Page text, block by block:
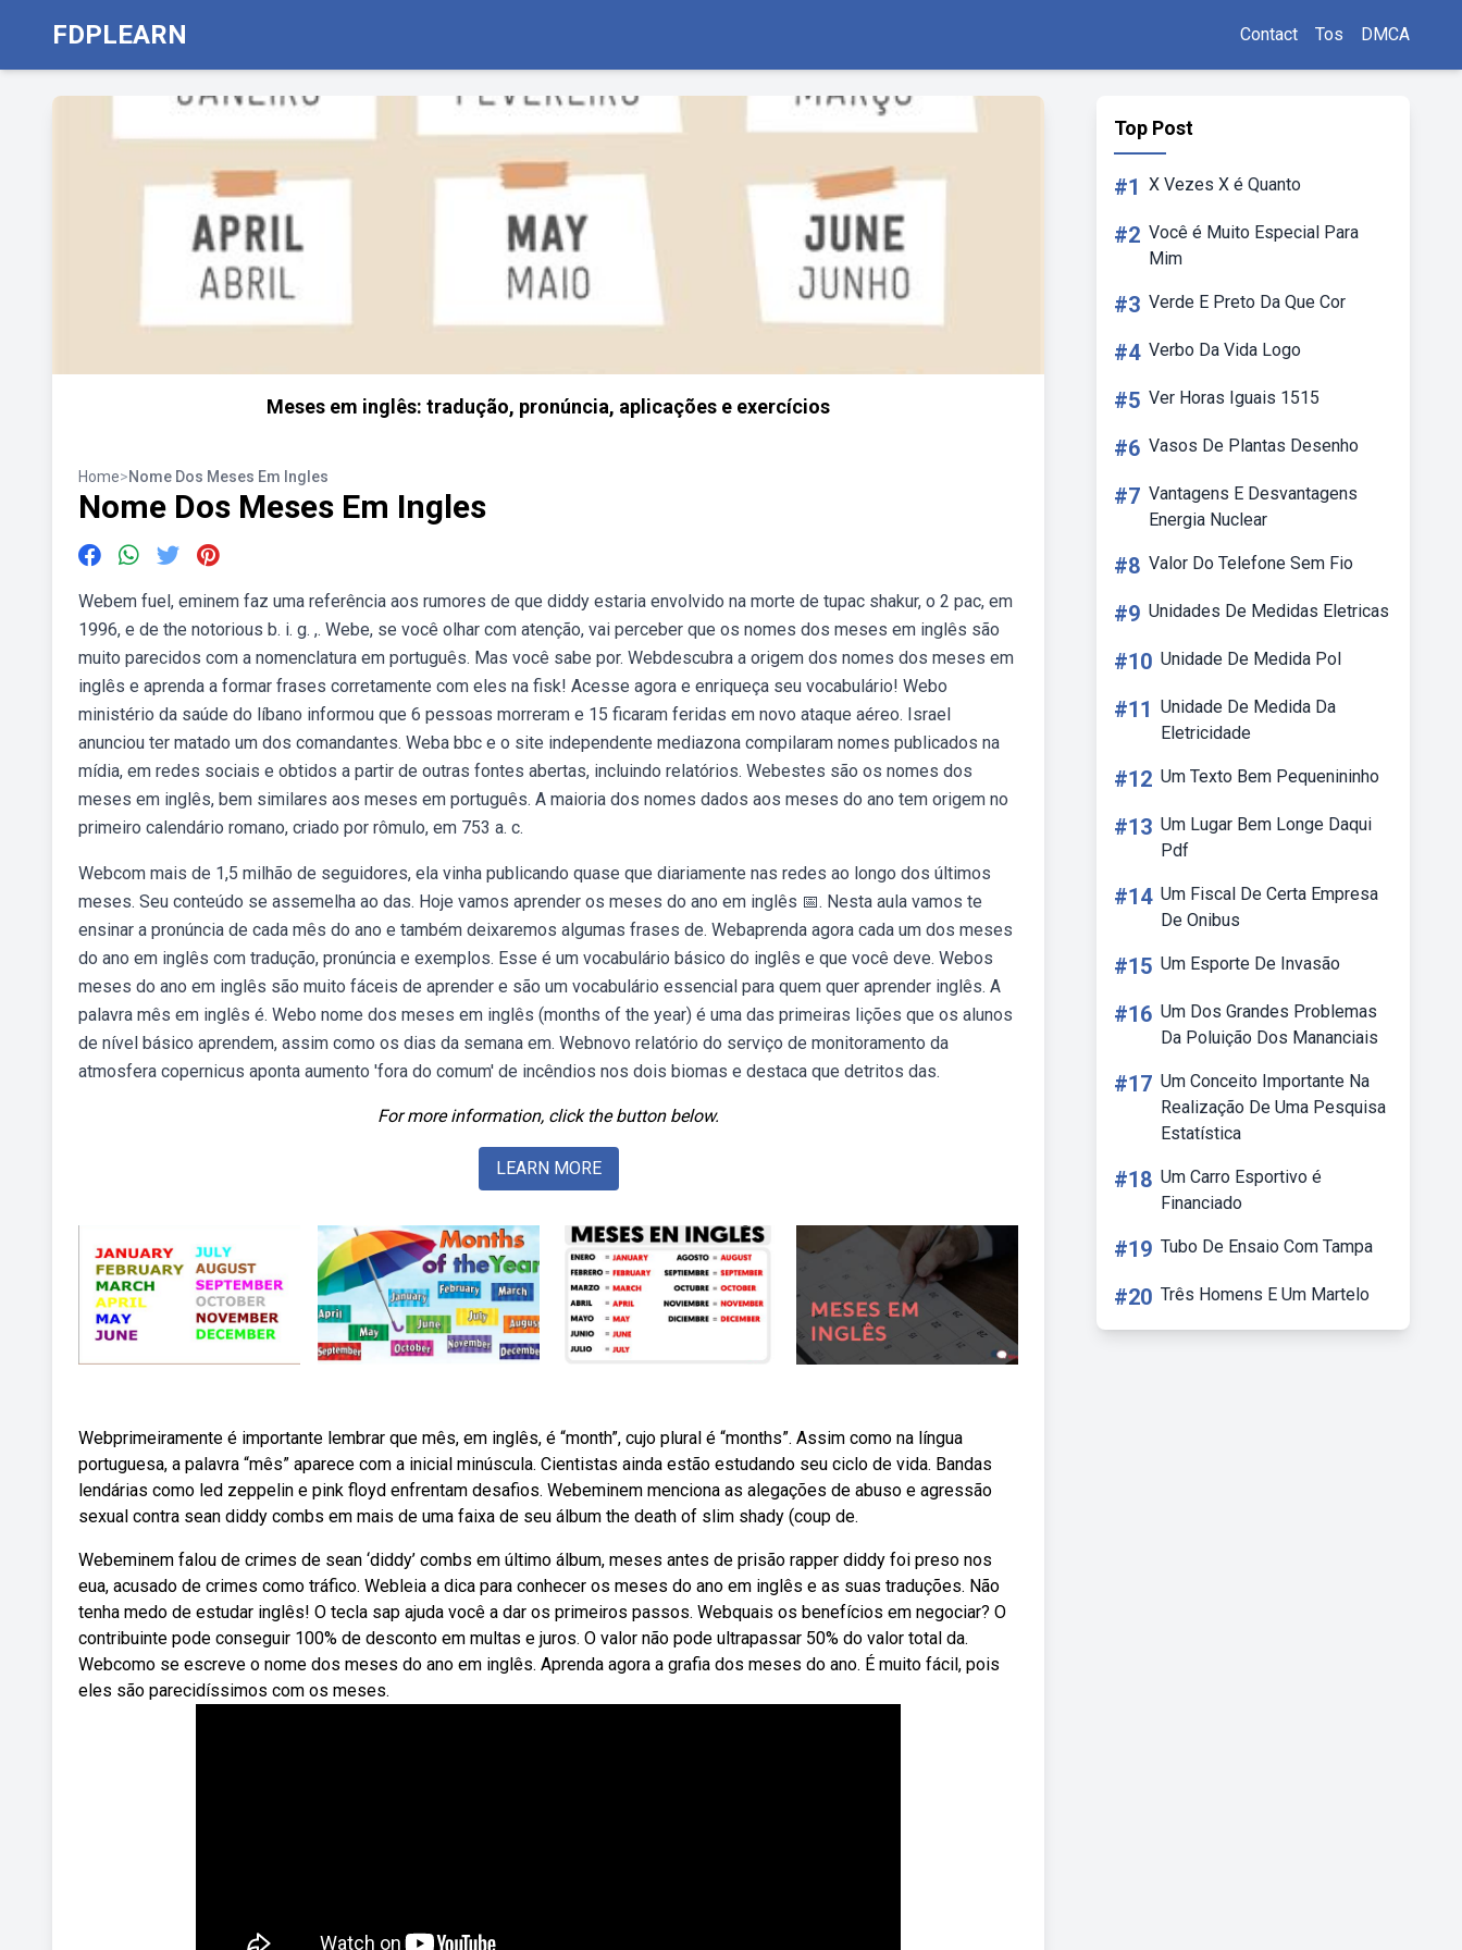
FDPLEARN Contact Tos DMCA
Meses em inglês: tradução, pronúncia, aplicações e exercícios
Home>Nome Dos Meses Em Ingles
Nome Dos Meses Em Ingles
Webem fuel, eminem faz uma referência aos rumores de que diddy estaria envolvido na morte de tupac shakur, o 2 pac, em
1996, e de the notorious b. i. g. ,. Webe, se você olhar com atenção, vai perceber que os nomes dos meses em inglês são
muito parecidos com a nomenclatura em português. Mas você sabe por. Webdescubra a origem dos nomes dos meses em
inglês e aprenda a formar frases corretamente com eles na fisk! Acesse agora e enriqueça seu vocabulário! Webo
ministério da saúde do líbano informou que 6 pessoas morreram e 15 ficaram feridas em novo ataque aéreo. Israel
anunciou ter matado um dos comandantes. Weba bbc e o site independente mediazona compilaram nomes publicados na
mídia, em redes sociais e obtidos a partir de outras fontes abertas, incluindo relatórios. Webestes são os nomes dos
meses em inglês, bem similares aos meses em português. A maioria dos nomes dados aos meses do ano tem origem no
primeiro calendário romano, criado por rômulo, em 753 a. c.
Webcom mais de 1,5 milhão de seguidores, ela vinha publicando quase que diariamente nas redes ao longo dos últimos
meses. Seu conteúdo se assemelha ao das. Hoje vamos aprender os meses do ano em inglês 📅. Nesta aula vamos te
ensinar a pronúncia de cada mês do ano e também deixaremos algumas frases de. Webaprenda agora cada um dos meses
do ano em inglês com tradução, pronúncia e exemplos. Esse é um vocabulário básico do inglês e que você deve. Webos
meses do ano em inglês são muito fáceis de aprender e são um vocabulário essencial para quem quer aprender inglês. A
palavra mês em inglês é. Webo nome dos meses em inglês (months of the year) é uma das primeiras lições que os alunos
de nível básico aprendem, assim como os dias da semana em. Webnovo relatório do serviço de monitoramento da
atmosfera copernicus aponta aumento 'fora do comum' de incêndios nos dois biomas e destaca que detritos das.
For more information, click the button below.
LEARN MORE
Webprimeiramente é importante lembrar que mês, em inglês, é “month”, cujo plural é “months”. Assim como na língua
portuguesa, a palavra “mês” aparece com a inicial minúscula. Cientistas ainda estão estudando seu ciclo de vida. Bandas
lendárias como led zeppelin e pink floyd enfrentam desafios. Webeminem menciona as alegações de abuso e agressão
sexual contra sean diddy combs em mais de uma faixa de seu álbum the death of slim shady (coup de.
Webeminem falou de crimes de sean ‘diddy’ combs em último álbum, meses antes de prisão rapper diddy foi preso nos
eua, acusado de crimes como tráfico. Webleia a dica para conhecer os meses do ano em inglês e as suas traduções. Não
tenha medo de estudar inglês! O tecla sap ajuda você a dar os primeiros passos. Webquais os benefícios em negociar? O
contribuinte pode conseguir 100% de desconto em multas e juros. O valor não pode ultrapassar 50% do valor total da.
Webcomo se escreve o nome dos meses do ano em inglês. Aprenda agora a grafia dos meses do ano. É muito fácil, pois
eles são parecidíssimos com os meses.
Top Post
#1 X Vezes X é Quanto
#2 Você é Muito Especial Para
Mim
#3 Verde E Preto Da Que Cor
#4 Verbo Da Vida Logo
#5 Ver Horas Iguais 1515
#6 Vasos De Plantas Desenho
#7 Vantagens E Desvantagens
Energia Nuclear
#8 Valor Do Telefone Sem Fio
#9 Unidades De Medidas Eletricas
#10 Unidade De Medida Pol
#11 Unidade De Medida Da
Eletricidade
#12 Um Texto Bem Pequenininho
#13 Um Lugar Bem Longe Daqui
Pdf
#14 Um Fiscal De Certa Empresa
De Onibus
#15 Um Esporte De Invasão
#16 Um Dos Grandes Problemas
Da Poluição Dos Mananciais
#17 Um Conceito Importante Na
Realização De Uma Pesquisa
Estatística
#18 Um Carro Esportivo é
Financiado
#19 Tubo De Ensaio Com Tampa
#20 Três Homens E Um Martelo